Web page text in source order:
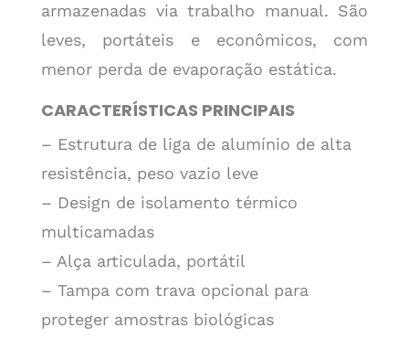
armazenadas via trabalho manual. São
leves, portáteis e econômicos, com
menor perda de evaporação estática.
CARACTERÍSTICAS PRINCIPAIS
– Estrutura de liga de alumínio de alta
resistência, peso vazio leve
– Design de isolamento térmico
multicamadas
– Alça articulada, portátil
– Tampa com trava opcional para
proteger amostras biológicas